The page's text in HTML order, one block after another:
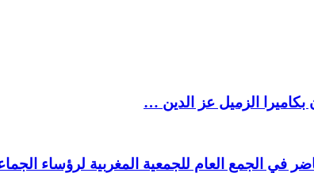
الزميل عز الدين …
الجمع العام للجمعية المغربية لرؤساء